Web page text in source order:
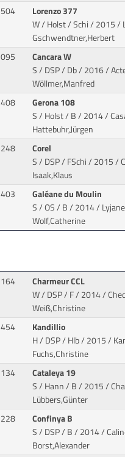
504
Lorenzo 377
W / Holst / Schi / 2015 /
Gschwendtner,Herbert
095
Cancara W
S / DSP / Db / 2016 /
Wöllmer,Manfred
408
Gerona 108
S / Holst / B / 2014 /
Hattebuhr,Jürgen
248
Corel
S / DSP / FSchi / 2015 /
Isaak,Klaus
403
Galéane du Moulin
S / OS / B / 2014 /
Wolf,Catherine
164
Charmeur CCL
W / DSP / F / 2014 /
Weiß,Christine
454
Kandillio
H / DSP / Hlb / 2015 /
Fuchs,Christine
134
Cataleya 19
S / Hann / B / 2015 /
Lübbers,Günter
228
Confinya B
S / DSP / B / 2014 /
Borst,Alexander